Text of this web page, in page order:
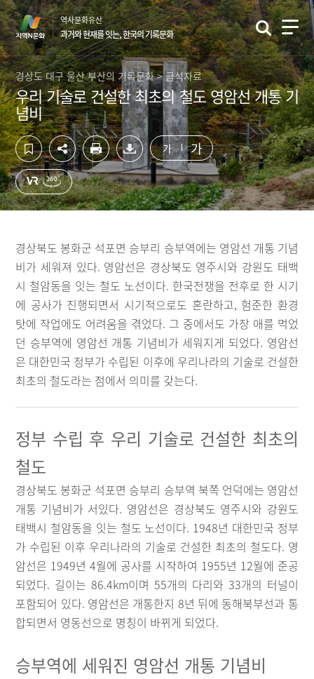
컨
텐
츠
영
역
바
로
가
기
하
단
영
역
바
로
가
기
역사문화유산
과거와 현재를 잇는, 한국의 기록문화
경상도 대구 울산 부산의 기록문화 > 금석자료
우리 기술로 건설한 최초의 철도 영암선 개통 기
념비
가 가
경상북도 봉화군 석포면 승부리 승부역에는 영암선 개통 기념
비가 세워져 있다. 영암선은 경상북도 영주시와 강원도 태백
시 철암동을 잇는 철도 노선이다. 한국전쟁을 전후로 한 시기
에 공사가 진행되면서 시기적으로도 혼란하고, 험준한 환경
탓에 작업에도 어려움을 겪었다. 그 중에서도 가장 애를 먹었
던 승부역에 영암선 개통 기념비가 세워지게 되었다. 영암선
은 대한민국 정부가 수립된 이후에 우리나라의 기술로 건설한
최초의 철도라는 점에서 의미를 갖는다.
정부 수립 후 우리 기술로 건설한 최초의
철도
경상북도 봉화군 석포면 승부리 승부역 북쪽 언덕에는 영암선
개통 기념비가 서있다. 영암선은 경상북도 영주시와 강원도
태백시 철암동을 잇는 철도 노선이다. 1948년 대한민국 정부
가 수립된 이후 우리나라의 기술로 건설한 최초의 철도다. 영
암선은 1949년 4월에 공사를 시작하여 1955년 12월에 준공
되었다. 길이는 86.4km이며 55개의 다리와 33개의 터널이
포함되어 있다. 영암선은 개통한지 8년 뒤에 동해북부선과 통
합되면서 영동선으로 명칭이 바뀌게 되었다.
승부역에 세워진 영암선 개통 기념비